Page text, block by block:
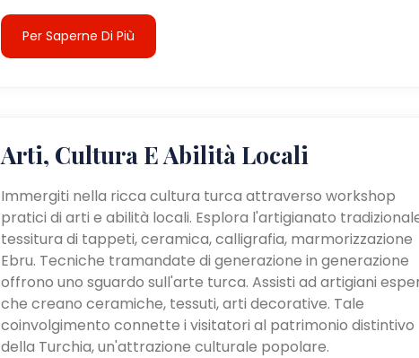
Per Saperne Di Più
Arti, Cultura E Abilità Locali
Immergiti nella ricca cultura turca attraverso workshop
pratici di arti e abilità locali. Esplora l'artigianato
tessitura di tappeti, ceramica, calligrafia, marmorizzazione
Ebru. Tecniche tramandate di generazione in generazione
offrono uno sguardo sull'arte turca. Assisti ad artigiani
che creano ceramiche, tessuti, arti decorative. Tale
coinvolgimento connette i visitatori al patrimonio distintivo
della Turchia, un'attrazione culturale popolare.